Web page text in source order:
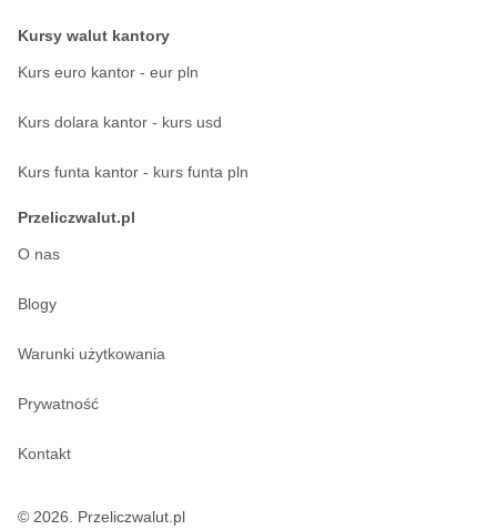
Kursy walut kantory
Kurs euro kantor - eur pln
Kurs dolara kantor - kurs usd
Kurs funta kantor - kurs funta pln
Przeliczwalut.pl
O nas
Blogy
Warunki użytkowania
Prywatność
Kontakt
© 2026. Przeliczwalut.pl